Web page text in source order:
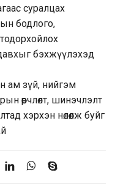
суралцах
бодлого,
тодорхойлох
бэхжүүлэхэд
ам зүй, нийгэм
өөрчлөлт, шинэчлэлт
хэрхэн нөлөөлж буйг